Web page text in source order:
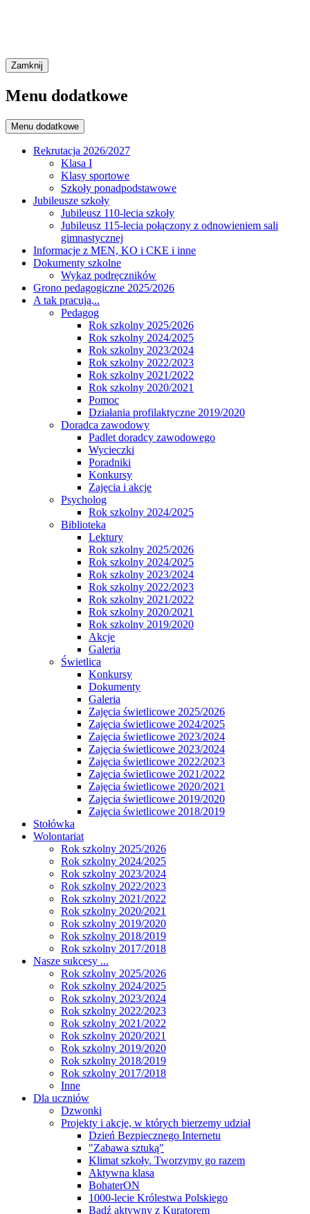
Zamknij
Menu dodatkowe
Menu dodatkowe
Rekrutacja 2026/2027
Klasa I
Klasy sportowe
Szkoły ponadpodstawowe
Jubileusze szkoły
Jubileusz 110-lecia szkoły
Jubileusz 115-lecia połączony z odnowieniem sali
gimnastycznej
Informacje z MEN, KO i CKE i inne
Dokumenty szkolne
Wykaz podręczników
Grono pedagogiczne 2025/2026
A tak pracują...
Pedagog
Rok szkolny 2025/2026
Rok szkolny 2024/2025
Rok szkolny 2023/2024
Rok szkolny 2022/2023
Rok szkolny 2021/2022
Rok szkolny 2020/2021
Pomoc
Działania profilaktyczne 2019/2020
Doradca zawodowy
Padlet doradcy zawodowego
Wycieczki
Poradniki
Konkursy
Zajęcia i akcje
Psycholog
Rok szkolny 2024/2025
Biblioteka
Lektury
Rok szkolny 2025/2026
Rok szkolny 2024/2025
Rok szkolny 2023/2024
Rok szkolny 2022/2023
Rok szkolny 2021/2022
Rok szkolny 2020/2021
Rok szkolny 2019/2020
Akcje
Galeria
Świetlica
Konkursy
Dokumenty
Galeria
Zajęcia świetlicowe 2025/2026
Zajęcia świetlicowe 2024/2025
Zajęcia świetlicowe 2023/2024
Zajęcia świetlicowe 2023/2024
Zajęcia świetlicowe 2022/2023
Zajęcia świetlicowe 2021/2022
Zajęcia świetlicowe 2020/2021
Zajęcia świetlicowe 2019/2020
Zajęcia świetlicowe 2018/2019
Stołówka
Wolontariat
Rok szkolny 2025/2026
Rok szkolny 2024/2025
Rok szkolny 2023/2024
Rok szkolny 2022/2023
Rok szkolny 2021/2022
Rok szkolny 2020/2021
Rok szkolny 2019/2020
Rok szkolny 2018/2019
Rok szkolny 2017/2018
Nasze sukcesy ...
Rok szkolny 2025/2026
Rok szkolny 2024/2025
Rok szkolny 2023/2024
Rok szkolny 2022/2023
Rok szkolny 2021/2022
Rok szkolny 2020/2021
Rok szkolny 2019/2020
Rok szkolny 2018/2019
Rok szkolny 2017/2018
Inne
Dla uczniów
Dzwonki
Projekty i akcje, w których bierzemy udział
Dzień Bezpiecznego Internetu
"Zabawa sztuką"
Klimat szkoły. Tworzymy go razem
Aktywna klasa
BohaterON
1000-lecie Królestwa Polskiego
Bądź aktywny z Kuratorem